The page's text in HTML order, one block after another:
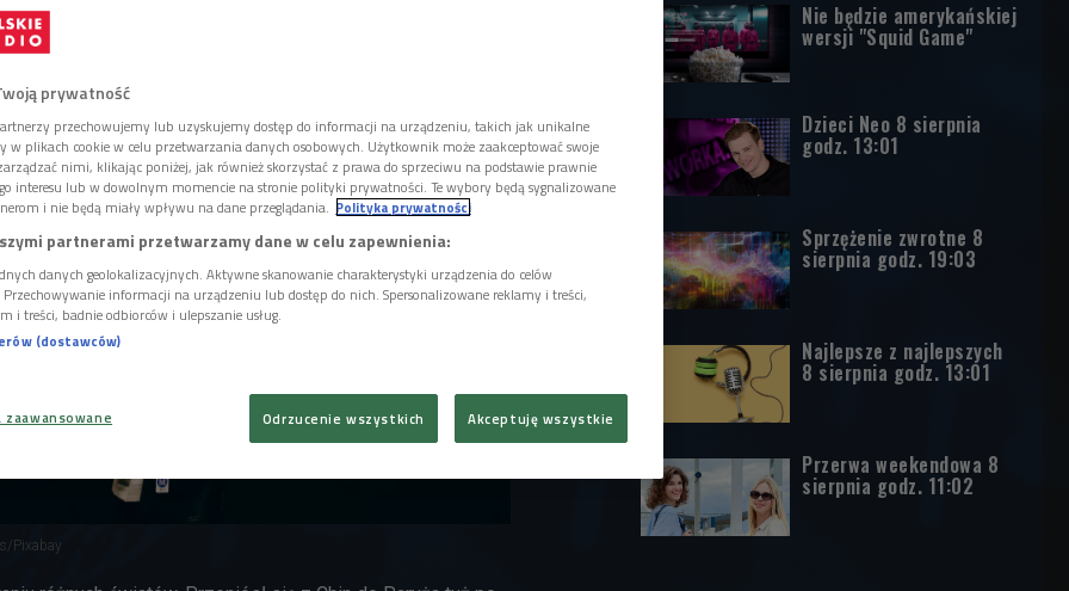
na świecie rozpoczniemy od Paryża,
Muzeum Sztuki Nowoczesnej oglądać
Zao Wou-Ki.
Pixabay
Nie będzie amerykańskiej
wersji "Squid Game"
Dzieci Neo 8 sierpnia
godz. 13:01
Sprzężenie zwrotne 8
sierpnia godz. 19:03
Najlepsze z najlepszych
8 sierpnia godz. 13:01
Przerwa weekendowa 8
sierpnia godz. 11:02
prywatność
przechowujemy lub uzyskujemy dostęp do informacji na urządzeniu, takich jak unikalne
w plikach cookie w celu przetwarzania danych osobowych. Użytkownik może zaakceptować swoje
nimi, klikając poniżej, jak również skorzystać z prawa do sprzeciwu na podstawie prawnie
interesu lub w dowolnym momencie na stronie polityki prywatności. Te wybory będą sygnalizowane
i nie będą miały wpływu na dane przeglądania. Polityka prywatności
partnerami przetwarzamy dane w celu zapewnienia:
danych geolokalizacyjnych. Aktywne skanowanie charakterystyki urządzenia do celów
informacji na urządzeniu lub dostęp do nich. Spersonalizowane reklamy i treści,
i treści, badnie odbiorców i ulepszanie usług.
(dostawców)
Odrzucenie wszystkich Akceptuję wszystkie